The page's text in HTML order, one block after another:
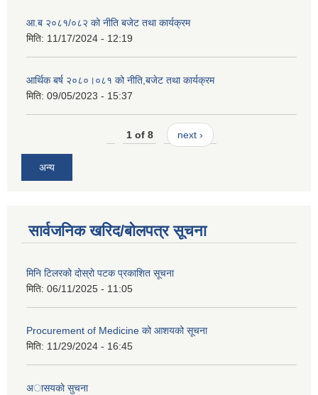
आ.ब २०८१/०८२ को नीति बजेट तथा कार्यक्रम
मिति: 11/17/2024 - 12:19
आर्थिक बर्ष २०८०।०८१ को नीति,बजेट तथा कार्यक्रम
मिति: 09/05/2023 - 15:37
1 of 8 next ›
अन्य
सार्वजनिक खरिद/बोलपत्र सूचना
मिनि टिलरको दोस्रो पटक प्रकाशित सूचना
मिति: 06/11/2025 - 11:05
Procurement of Medicine को आशयको सूचना
मिति: 11/29/2024 - 16:45
अासयकाे सुचना